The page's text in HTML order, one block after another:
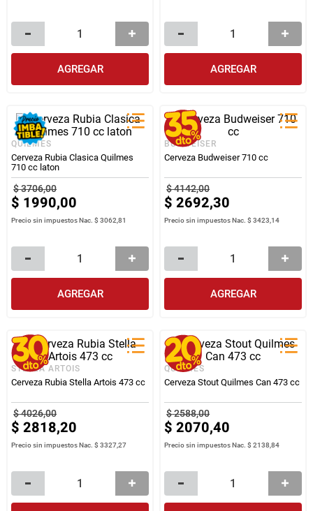
AGREGAR AGREGAR
QUILMES
Cerveza Rubia Clasica Quilmes
710 cc laton
$3706,00
$ 1990,00
Precio sin impuestos Nac.$ 3062,81
AGREGAR
BUDWEISER
Cerveza Budweiser 710 cc
$4142,00
$ 2692,30
Precio sin impuestos Nac.$ 3423,14
AGREGAR
STELLA ARTOIS
Cerveza Rubia Stella Artois 473 cc
$4026,00
$ 2818,20
Precio sin impuestos Nac.$ 3327,27
QUILMES
Cerveza Stout Quilmes Can 473 cc
$2588,00
$ 2070,40
Precio sin impuestos Nac.$ 2138,84